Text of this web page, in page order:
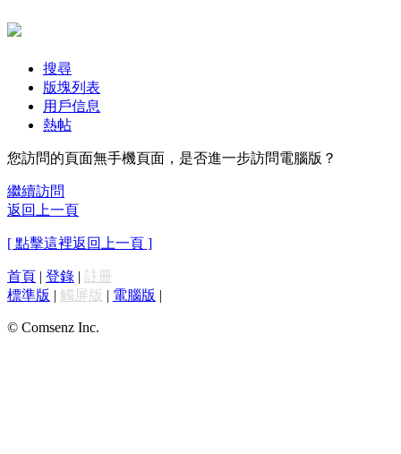
搜尋
版塊列表
用戶信息
熱帖
您訪問的頁面無手機頁面，是否進一步訪問電腦版？
繼續訪問
返回上一頁
[ 點擊這裡返回上一頁 ]
首頁 | 登錄 | 註冊
標準版 | 觸屏版 | 電腦版 |
© Comsenz Inc.